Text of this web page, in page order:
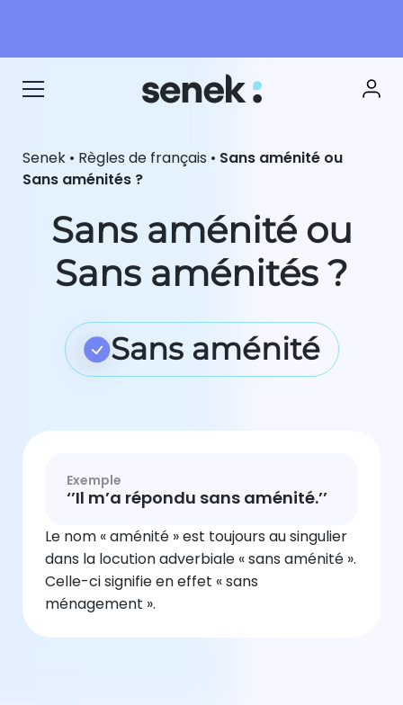
Senek • Règles de français • Sans aménité ou
Sans aménités ?
Sans aménité ou
Sans aménités ?
Sans aménité
Exemple
‘’Il m’a répondu sans aménité.’’
Le nom « aménité » est toujours au singulier
dans la locution adverbiale « sans aménité ».
Celle-ci signifie en effet « sans
ménagement ».